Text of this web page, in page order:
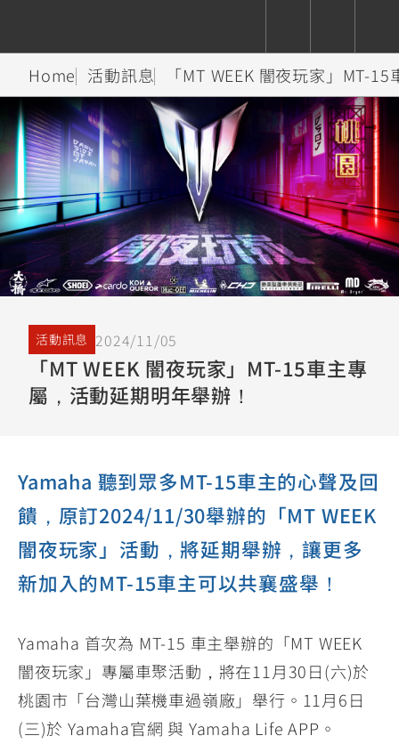
依風格 依排氣量
Super
Sport
Hyper
Naked
Sport
Heritage
YZF-R9
550+
YZF-R3
YZF-R15
MT-
09
Y-
AMT
MT-
09
550+
MT-
550+
MT-
MT-
03
MT-
15
XSR
700
550+
155
150
依風格 依排氣量
Premium Sport Fashion AdventureFamily
TMAX
251~549
NMAX
AUGUR
CYGNUS
XR
150
CYGNUS
X
125
2.0
150
RS NEO
Limi
125
BW'S
125
AXIS
Z /
Zii
125
JOG
CUXiE
2.5 kw
追蹤愛車
我的愛車 瀏覽紀錄
Home 活動訊息 「MT WEEK 闇夜玩家」MT-
活動訊息 2024/11/05
「MT WEEK 闇夜玩家」MT-15車主專
屬，活動延期明年舉辦！
Yamaha 聽到眾多MT-15車主的心聲及回
饋，原訂2024/11/30舉辦的「MT WEEK
闇夜玩家」活動，將延期舉辦，讓更多
新加入的MT-15車主可以共襄盛舉！
Yamaha 首次為 MT-15 車主舉辦的「MT WEEK
闇夜玩家」專屬車聚活動，將在11月30日(六)於
桃園市「台灣山葉機車過嶺廠」舉行。11月6日
(三)於 Yamaha官網 與 Yamaha Life APP。